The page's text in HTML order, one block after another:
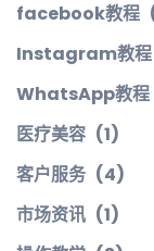
facebook教程
Instagram教程
WhatsApp教程
医疗美容 (1)
客户服务 (4)
市场资讯 (1)